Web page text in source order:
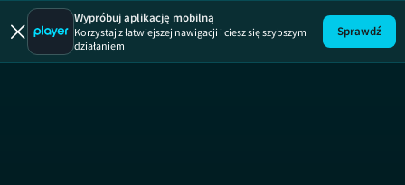
Wypróbuj aplikację mobilną
Korzystaj z łatwiejszej nawigacji i ciesz się szybszym
działaniem
Sprawdź